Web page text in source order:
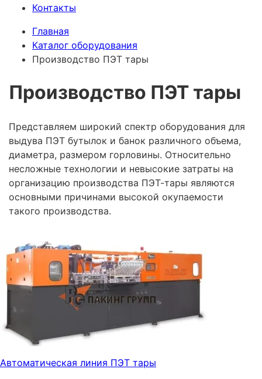
Контакты
Главная
Каталог оборудования
Производство ПЭТ тары
Производство ПЭТ тары
Представляем широкий спектр оборудования для
выдува ПЭТ бутылок и банок различного объема,
диаметра, размером горловины. Относительно
несложные технологии и невысокие затраты на
организацию производства ПЭТ-тары являются
основными причинами высокой окупаемости
такого производства.
Автоматическая линия ПЭТ тары